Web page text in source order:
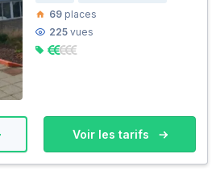
69 places
225 vues
Voir les tarifs